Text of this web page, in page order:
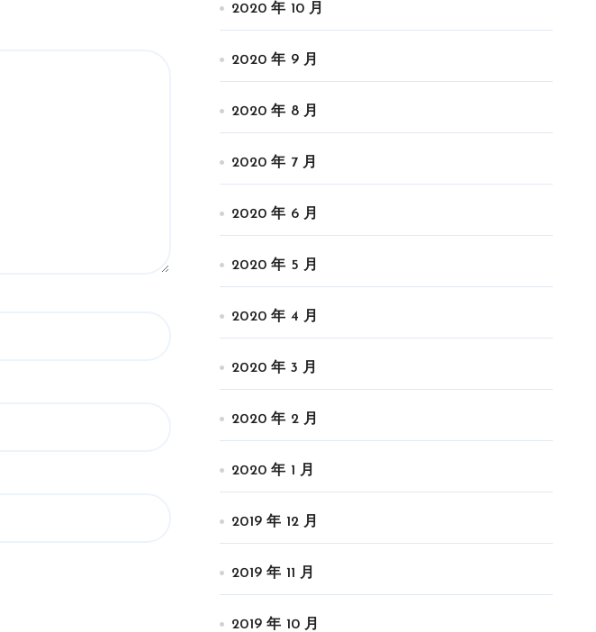
2020 年 10 月
2020 年 9 月
2020 年 8 月
2020 年 7 月
2020 年 6 月
2020 年 5 月
2020 年 4 月
2020 年 3 月
2020 年 2 月
2020 年 1 月
2019 年 12 月
2019 年 11 月
2019 年 10 月